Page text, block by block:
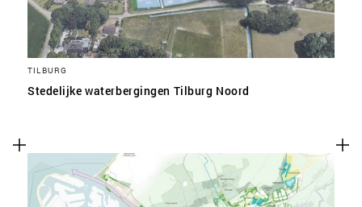
TILBURG
Stedelijke waterbergingen Tilburg Noord